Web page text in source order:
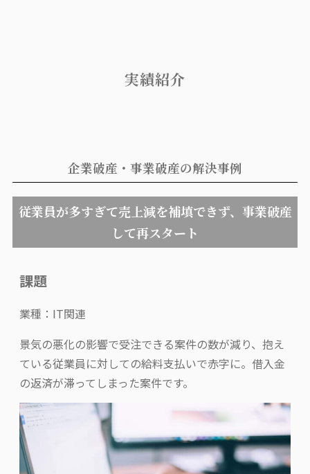
実績紹介
企業破産・事業破産の解決事例
従業員が多すぎて売上減を補填できず、事業破産
して再スタート
課題
業種：IT関連
景気の悪化の影響で受注できる案件の数が減り、抱え
ている従業員に対しての給料支払いで赤字に。借入金
の返済が滞ってしまった案件です。